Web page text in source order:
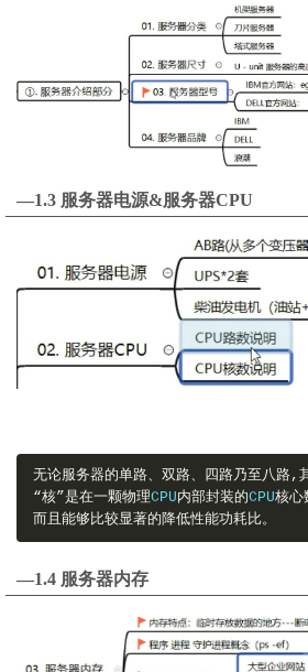
—1.3 服务器电源&服务器CPU
无论服务器的单路、双路、四路乃至八路,
“核”是在一颗物理CPU内部封装的CPU核心
而且能够比较显著的降低性能功耗比。
—1.4 服务器内存